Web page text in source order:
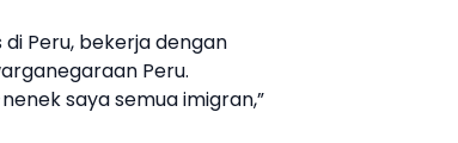
Peru, bekerja dengan
Peru.
saya semua imigran,”